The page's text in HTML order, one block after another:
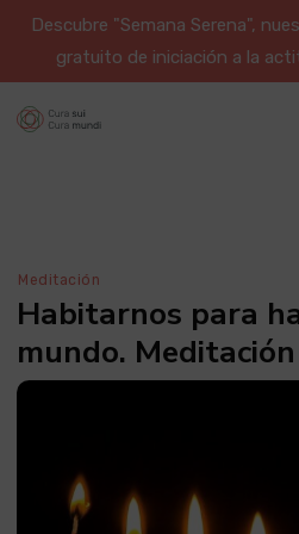
Descubre "Semana Serena",
gratuito de iniciación a la
Meditación
Habitarnos para
mundo.